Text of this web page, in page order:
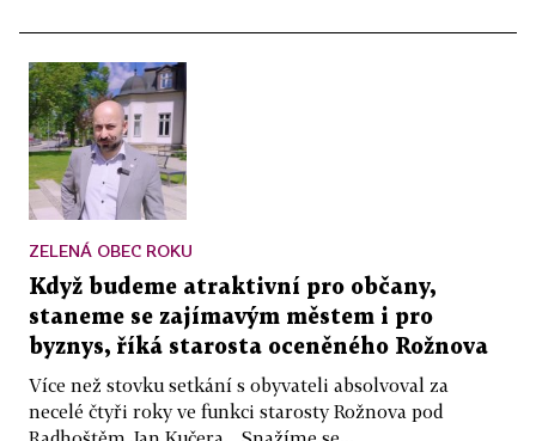
ZELENÁ OBEC ROKU
Když budeme atraktivní pro občany,
staneme se zajímavým městem i pro
byznys, říká starosta oceněného Rožnova
Více než stovku setkání s obyvateli absolvoval za
necelé čtyři roky ve funkci starosty Rožnova pod